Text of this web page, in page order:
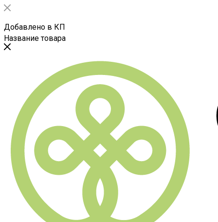
Добавлено в КП
Название товара